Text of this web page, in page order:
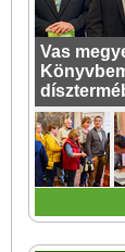
Vas